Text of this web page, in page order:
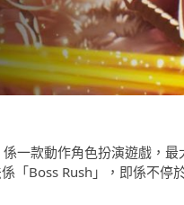
一款動作角色扮演遊戲，
「Boss Rush」，即係不停